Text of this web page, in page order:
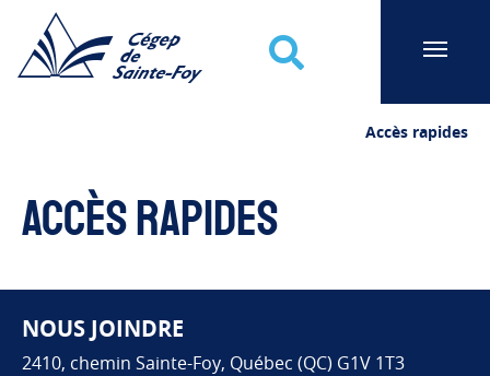
Accès rapides
Accès rapides
Pied de page
NOUS JOINDRE
2410, chemin Sainte-Foy, Québec (QC) G1V 1T3